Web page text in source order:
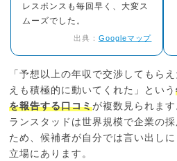
レスポンスも毎回早く、大変ス
ムーズでした。
出典： Googleマップ
「予想以上の年収で交渉してもら
えも積極的に動いてくれた」という
を報告する口コミが複数見られます
ランスタッドは世界規模で企業の
ため、候補者が自分では言い出し
立場にあります。